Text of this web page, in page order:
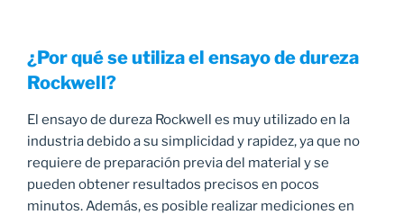
¿Por qué se utiliza el ensayo de dureza
Rockwell?
El ensayo de dureza Rockwell es muy utilizado en la
industria debido a su simplicidad y rapidez, ya que no
requiere de preparación previa del material y se
pueden obtener resultados precisos en pocos
minutos. Además, es posible realizar mediciones en